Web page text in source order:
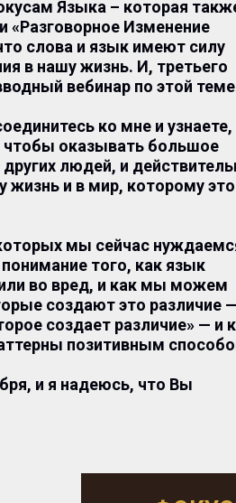
Языка – которая
«Разговорное Изменение
слова и язык имеют силу
в нашу жизнь. И, третьего
вебинар по этой
ко мне и узнаете,
оказывать большое
людей, и
жизнь и в мир, которому это
мы сейчас
того, как язык
во вред, и как мы можем
создают это различие —
создает различие» — и
позитивным
и я надеюсь, что Вы